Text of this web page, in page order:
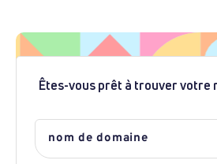
Êtes-vous prêt à trouver votre